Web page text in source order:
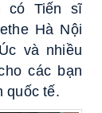
có Tiến sĩ
Hà Nội
và nhiều
các bạn
quốc tế.